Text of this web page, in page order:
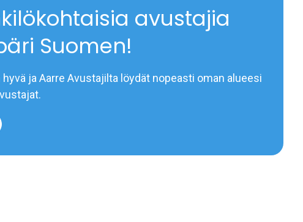
avustajia
Suomen!
ja Aarre Avustajilta löydät nopeasti oman alueesi